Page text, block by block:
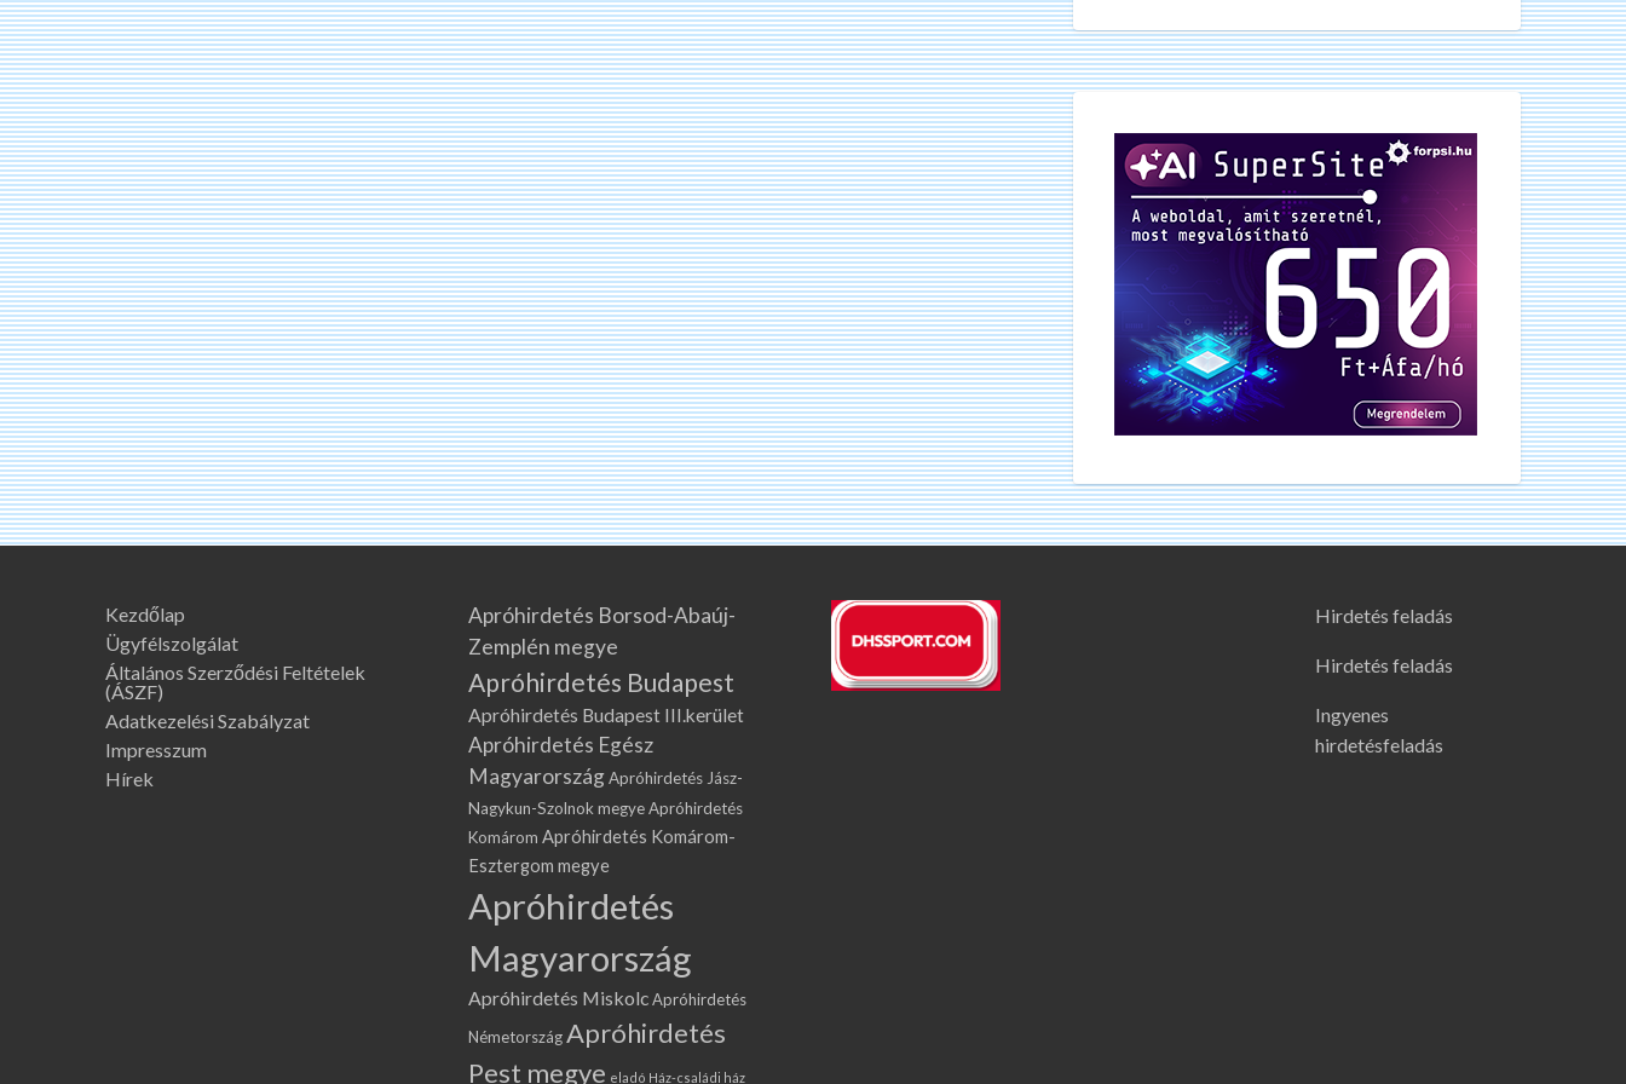
Kezdőlap
Ügyfélszolgálat
Általános Szerződési Feltételek
(ÁSZF)
Adatkezelési Szabályzat
Impresszum
Hírek
Apróhirdetés Borsod-Abaúj-
Zemplén megye
Apróhirdetés Budapest
Apróhirdetés Budapest III.kerület
Apróhirdetés Egész
MagyarországApróhirdetés Jász-
Nagykun-Szolnok megyeApróhirdetés
Komárom Apróhirdetés Komárom-
Esztergom megye
Apróhirdetés
Magyarország
Apróhirdetés MiskolcApróhirdetés
NémetországApróhirdetés
Pest megye eladó Ház-családi ház
Hirdetés feladás
Hirdetés feladás
Ingyenes
hirdetésfeladás